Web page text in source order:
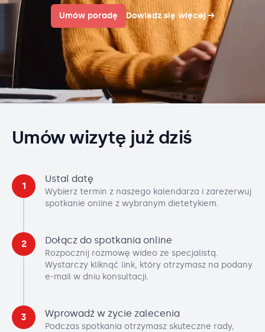
Umów poradę Dowiedz się więcej →
Umów wizytę już dziś
1
Ustal datę
Wybierz termin z naszego kalendarza i zarezerwuj
spotkanie online z wybranym dietetykiem.
2 Dołącz do spotkania online
Rozpocznij rozmowę wideo ze specjalistą.
Wystarczy kliknąć link, który otrzymasz na podany
e-mail w dniu konsultacji.
3 Wprowadź w życie zalecenia
Podczas spotkania otrzymasz skuteczne rady,